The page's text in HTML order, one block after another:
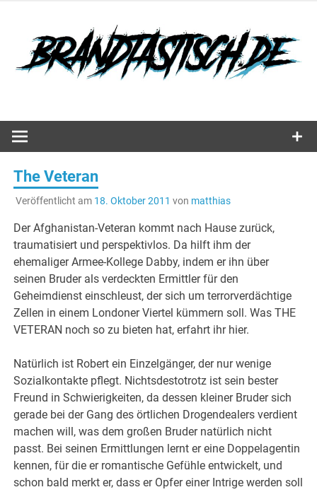
springen
The Veteran
Veröffentlicht am 18. Oktober 2011 von matthias
Der Afghanistan-Veteran kommt nach Hause zurück,
traumatisiert und perspektivlos. Da hilft ihm der
ehemaliger Armee-Kollege Dabby, indem er ihn über
seinen Bruder als verdeckten Ermittler für den
Geheimdienst einschleust, der sich um terrorverdächtige
Zellen in einem Londoner Viertel kümmern soll. Was THE
VETERAN noch so zu bieten hat, erfahrt ihr hier.
Natürlich ist Robert ein Einzelgänger, der nur wenige
Sozialkontakte pflegt. Nichtsdestotrotz ist sein bester
Freund in Schwierigkeiten, da dessen kleiner Bruder sich
gerade bei der Gang des örtlichen Drogendealers verdient
machen will, was dem großen Bruder natürlich nicht
passt. Bei seinen Ermittlungen lernt er eine Doppelagentin
kennen, für die er romantische Gefühle entwickelt, und
schon bald merkt er, dass er Opfer einer Intrige werden soll